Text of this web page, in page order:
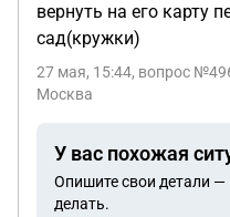
вернуть на его карту
сад(кружки)
27 мая, 15:44, вопрос
Москва
У вас похожая
Опишите свои детали
делать.